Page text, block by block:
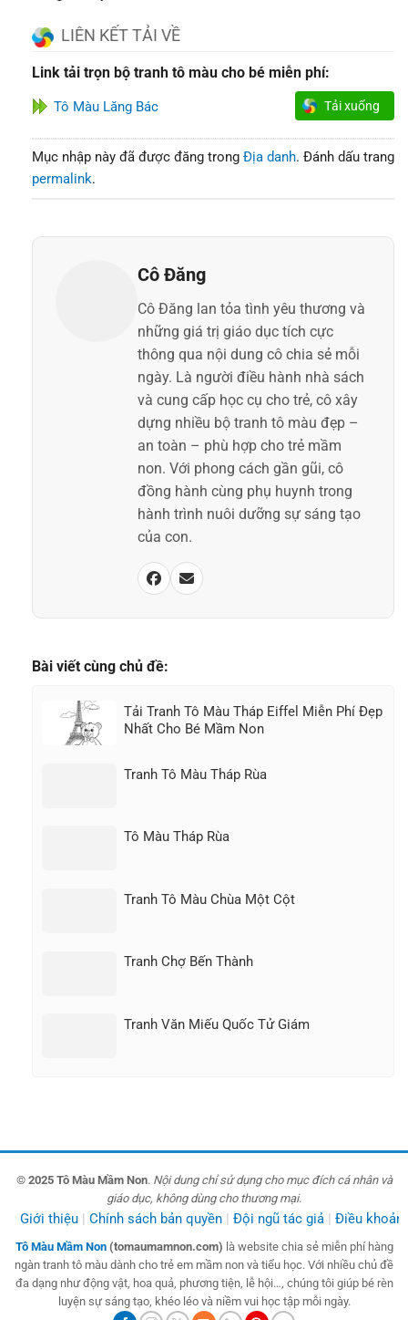
LIÊN KẾT TẢI VỀ
Link tải trọn bộ tranh tô màu cho bé miễn phí:
Tô Màu Lăng Bác Tải xuống
Mục nhập này đã được đăng trong Địa danh. Đánh dấu trang
permalink.
Cô Đăng
Cô Đăng lan tỏa tình yêu thương và
những giá trị giáo dục tích cực
thông qua nội dung cô chia sẻ mỗi
ngày. Là người điều hành nhà sách
và cung cấp học cụ cho trẻ, cô xây
dựng nhiều bộ tranh tô màu đẹp –
an toàn – phù hợp cho trẻ mầm
non. Với phong cách gần gũi, cô
đồng hành cùng phụ huynh trong
hành trình nuôi dưỡng sự sáng tạo
của con.
Bài viết cùng chủ đề:
Tải Tranh Tô Màu Tháp Eiffel Miễn Phí Đẹp
Nhất Cho Bé Mầm Non
Tranh Tô Màu Tháp Rùa
Tô Màu Tháp Rùa
Tranh Tô Màu Chùa Một Cột
Tranh Chợ Bến Thành
Tranh Văn Miếu Quốc Tử Giám
© 2025 Tô Màu Mầm Non. Nội dung chỉ sử dụng cho mục đích cá nhân và
giáo dục, không dùng cho thương mại.
Giới thiệu Chính sách bản quyền Đội ngũ tác giả Điều khoản
Tô Màu Mầm Non(tomaumamnon.com) là website chia sẻ miễn phí hàng
ngàn tranh tô màu dành cho trẻ em mầm non và tiểu học. Với nhiều chủ đề
đa dạng như động vật, hoa quả, phương tiện, lễ hội…, chúng tôi giúp bé rèn
luyện sự sáng tạo, khéo léo và niềm vui học tập mỗi ngày.